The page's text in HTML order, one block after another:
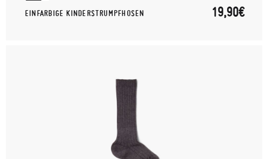
EINFARBIGE KINDERSTRUMPFHOSEN 19,90€